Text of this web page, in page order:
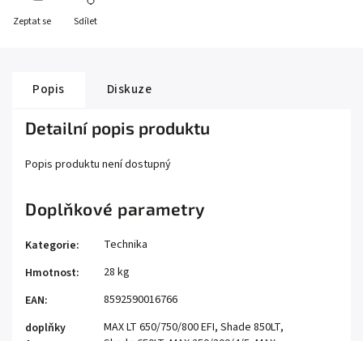
Zeptat se Sdílet
Popis Diskuze
Detailní popis produktu
Popis produktu není dostupný
Doplňkové parametry
Kategorie:
Technika
Hmotnost:
28 kg
EAN:
8592590016766
doplňky
MAX LT 650/750/800 EFI, Shade 850LT,